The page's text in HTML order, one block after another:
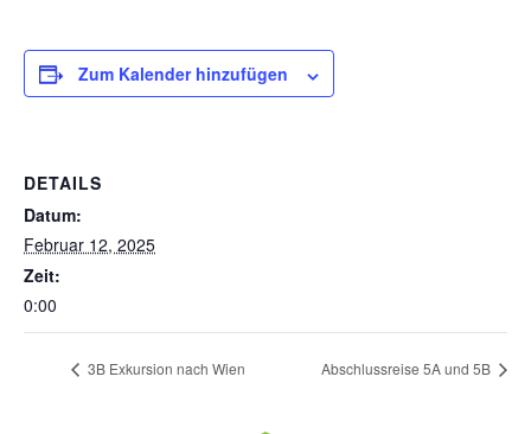
Zum Kalender hinzufügen
DETAILS
Datum:
Februar 12, 2025
Zeit:
0:00
3B Exkursion nach Wien Abschlussreise 5A und 5B